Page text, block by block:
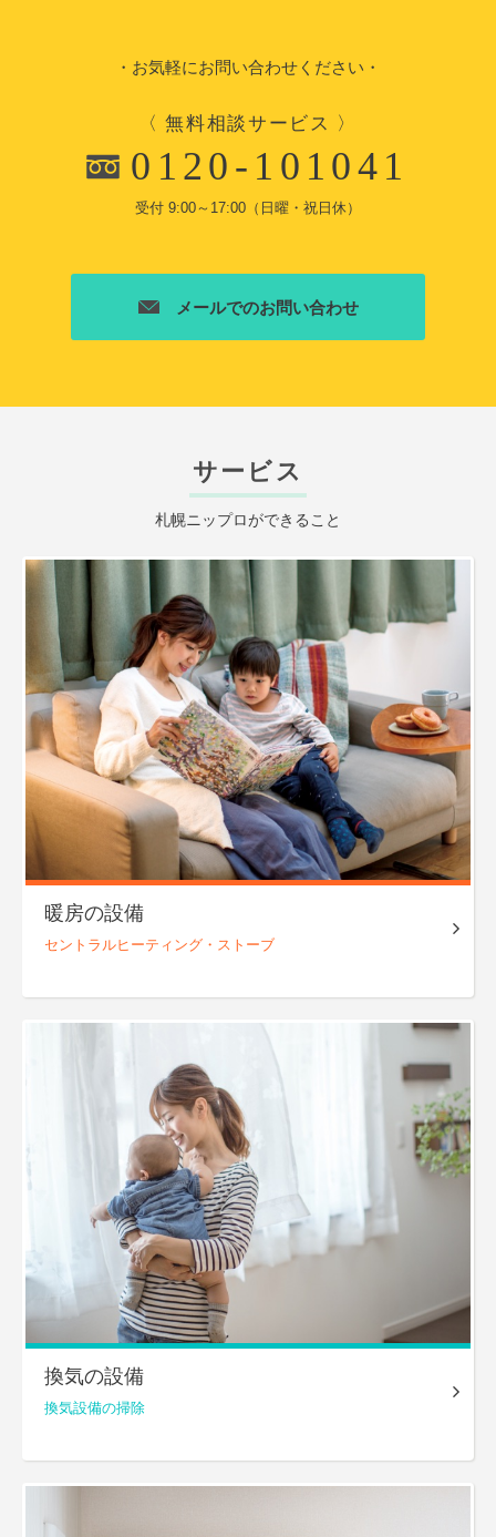
・お気軽にお問い合わせください・
〈 無料相談サービス 〉
0120-101041
受付 9:00～17:00（日曜・祝日休）
メールでのお問い合わせ
サービス
札幌ニップロができること
暖房の設備
セントラルヒーティング・ ストーブ
換気の設備
換気設備の掃除